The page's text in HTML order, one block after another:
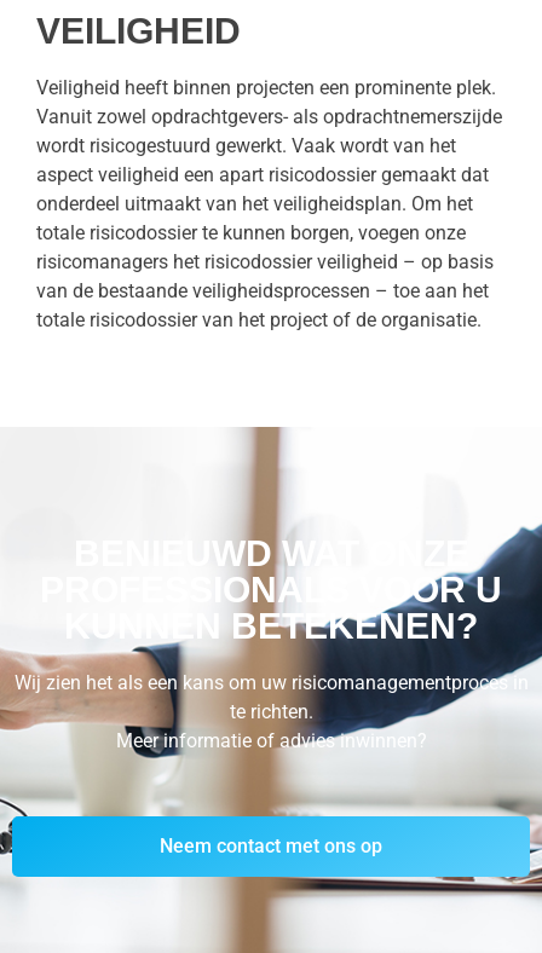
VEILIGHEID
Veiligheid heeft binnen projecten een prominente plek.
Vanuit zowel opdrachtgevers- als opdrachtnemerszijde
wordt risicogestuurd gewerkt. Vaak wordt van het
aspect veiligheid een apart risicodossier gemaakt dat
onderdeel uitmaakt van het veiligheidsplan. Om het
totale risicodossier te kunnen borgen, voegen onze
risicomanagers het risicodossier veiligheid – op basis
van de bestaande veiligheidsprocessen – toe aan het
totale risicodossier van het project of de organisatie.
BENIEUWD WAT ONZE
PROFESSIONALS VOOR U
KUNNEN BETEKENEN?
Wij zien het als een kans om uw risicomanagementproces in
te richten.
Meer informatie of advies inwinnen?
Neem contact met ons op